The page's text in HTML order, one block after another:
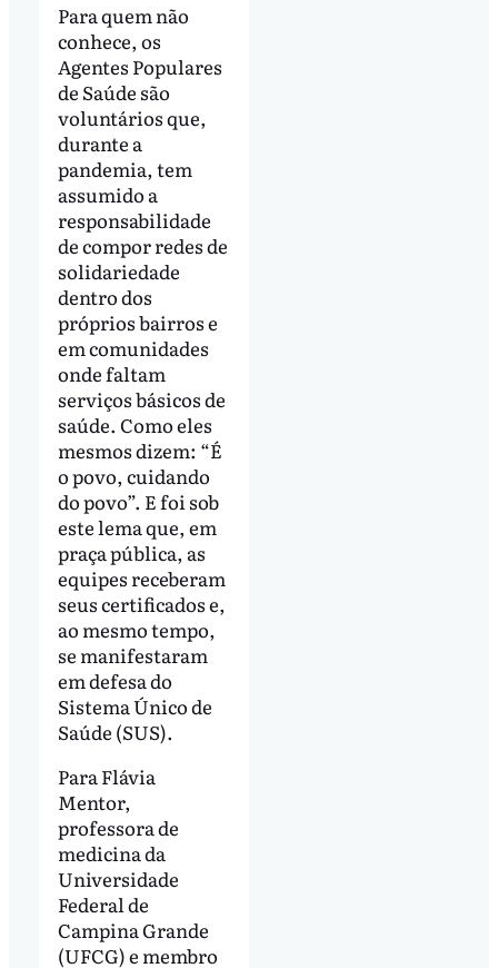
Para quem não
conhece, os
Agentes Populares
de Saúde são
voluntários que,
durante a
pandemia, tem
assumido a
responsabilidade
de compor redes de
solidariedade
dentro dos
próprios bairros e
em comunidades
onde faltam
serviços básicos de
saúde. Como eles
mesmos dizem: “É
o povo, cuidando
do povo”. E foi sob
este lema que, em
praça pública, as
equipes receberam
seus certificados e,
ao mesmo tempo,
se manifestaram
em defesa do
Sistema Único de
Saúde (SUS).
Para Flávia
Mentor,
professora de
medicina da
Universidade
Federal de
Campina Grande
(UFCG) e membro